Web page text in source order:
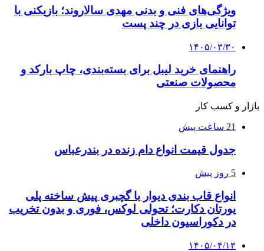
ویژگی‌های فنی و بدنی مهدی سالاروند؛ بازیکنی با
توانایی بازی در چند پست
۱۴۰۵/۰۳/۳۰
راهنمای خرید لیبل برای بسته‌بندی، چاپ بارکد و
محصولات صنعتی
بازار و کسب کار
21 ساعت پیش
جدول قیمت انواع دام زنده در بندرعباس
5 روز پیش
انواع قاب بندی دیوار با گچبری پیش ساخته پلی
یورتان دکارت؛ تحولی لوکس، فوری و بدون تخریب
در دکوراسیون داخلی
۱۴۰۵/۰۴/۱۳